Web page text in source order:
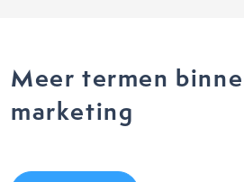
Meer termen
marketing